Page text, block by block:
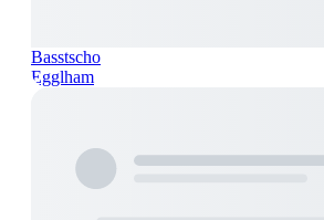
Basstscho
Egglham